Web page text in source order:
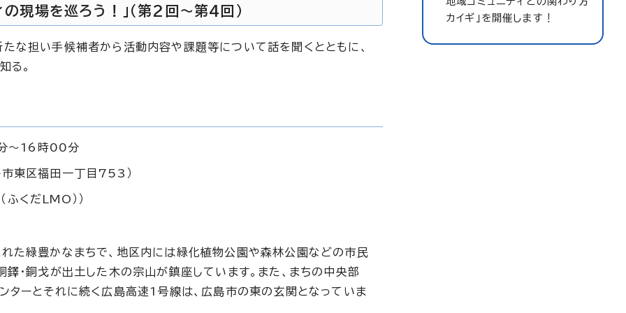
場を巡ろう！」（第2回～第4回）
な担い手候補者から活動内容や課題等について話を聞くとともに、
る。
～16時00分
市東区福田一丁目753）
ふくだLMO））
た緑豊かなまちで、地区内には緑化植物公園や森林公園などの市民
・銅戈が出土した木の宗山が鎮座しています。また、まちの中央部
ターとそれに続く広島高速1号線は、広島市の東の玄関となっていま
カイギ」を開催します！